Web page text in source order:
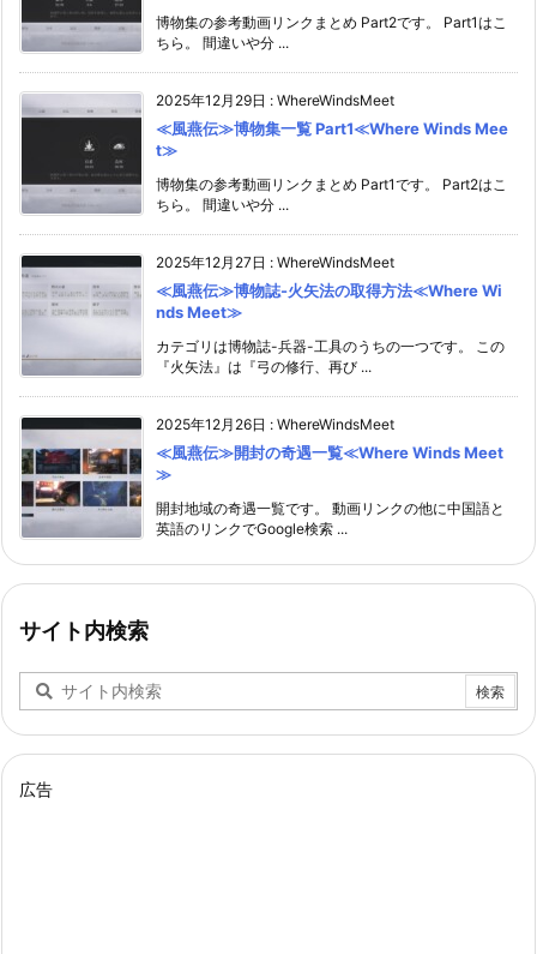
博物集の参考動画リンクまとめ Part2です。 Part1はこ
ちら。 間違いや分 ...
2025年12月29日 : WhereWindsMeet
≪風燕伝≫博物集一覧 Part1≪Where Winds Mee
t≫
博物集の参考動画リンクまとめ Part1です。 Part2はこ
ちら。 間違いや分 ...
2025年12月27日 : WhereWindsMeet
≪風燕伝≫博物誌-火矢法の取得方法≪Where Wi
nds Meet≫
カテゴリは博物誌-兵器-工具のうちの一つです。 この
『火矢法』は『弓の修行、再び ...
2025年12月26日 : WhereWindsMeet
≪風燕伝≫開封の奇遇一覧≪Where Winds Meet
≫
開封地域の奇遇一覧です。 動画リンクの他に中国語と
英語のリンクでGoogle検索 ...
サイト内検索
広告